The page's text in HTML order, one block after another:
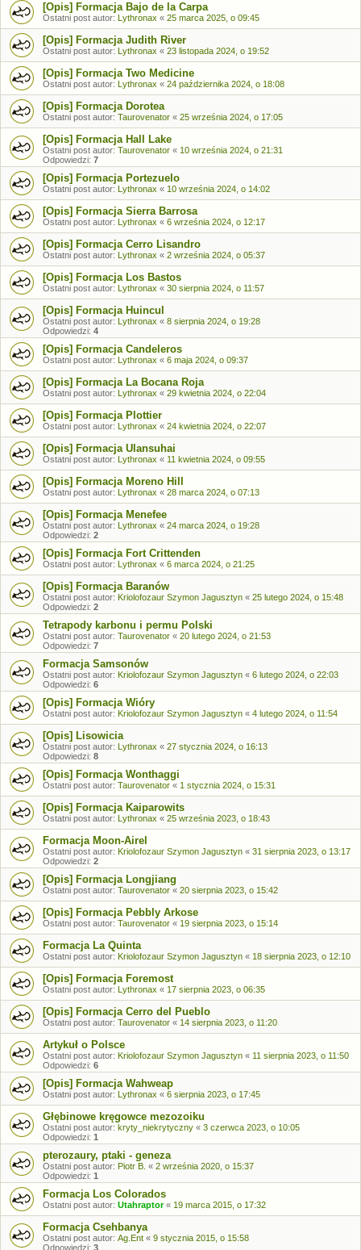
[Opis] Formacja Bajo de la Carpa
Ostatni post autor: Lythronax « 25 marca 2025, o 09:45
[Opis] Formacja Judith River
Ostatni post autor: Lythronax « 23 listopada 2024, o 19:52
[Opis] Formacja Two Medicine
Ostatni post autor: Lythronax « 24 października 2024, o 18:08
[Opis] Formacja Dorotea
Ostatni post autor: Taurovenator « 25 września 2024, o 17:05
[Opis] Formacja Hall Lake
Ostatni post autor: Taurovenator « 10 września 2024, o 21:31
Odpowiedzi: 7
[Opis] Formacja Portezuelo
Ostatni post autor: Lythronax « 10 września 2024, o 14:02
[Opis] Formacja Sierra Barrosa
Ostatni post autor: Lythronax « 6 września 2024, o 12:17
[Opis] Formacja Cerro Lisandro
Ostatni post autor: Lythronax « 2 września 2024, o 05:37
[Opis] Formacja Los Bastos
Ostatni post autor: Lythronax « 30 sierpnia 2024, o 11:57
[Opis] Formacja Huincul
Ostatni post autor: Lythronax « 8 sierpnia 2024, o 19:28
Odpowiedzi: 4
[Opis] Formacja Candeleros
Ostatni post autor: Lythronax « 6 maja 2024, o 09:37
[Opis] Formacja La Bocana Roja
Ostatni post autor: Lythronax « 29 kwietnia 2024, o 22:04
[Opis] Formacja Plottier
Ostatni post autor: Lythronax « 24 kwietnia 2024, o 22:07
[Opis] Formacja Ulansuhai
Ostatni post autor: Lythronax « 11 kwietnia 2024, o 09:55
[Opis] Formacja Moreno Hill
Ostatni post autor: Lythronax « 28 marca 2024, o 07:13
[Opis] Formacja Menefee
Ostatni post autor: Lythronax « 24 marca 2024, o 19:28
Odpowiedzi: 2
[Opis] Formacja Fort Crittenden
Ostatni post autor: Lythronax « 6 marca 2024, o 21:25
[Opis] Formacja Baranów
Ostatni post autor: Kriolofozaur Szymon Jagusztyn « 25 lutego 2024, o 15:48
Odpowiedzi: 2
Tetrapody karbonu i permu Polski
Ostatni post autor: Taurovenator « 20 lutego 2024, o 21:53
Odpowiedzi: 7
Formacja Samsonów
Ostatni post autor: Kriolofozaur Szymon Jagusztyn « 6 lutego 2024, o 22:03
Odpowiedzi: 6
[Opis] Formacja Wióry
Ostatni post autor: Kriolofozaur Szymon Jagusztyn « 4 lutego 2024, o 11:54
[Opis] Lisowicia
Ostatni post autor: Lythronax « 27 stycznia 2024, o 16:13
Odpowiedzi: 8
[Opis] Formacja Wonthaggi
Ostatni post autor: Taurovenator « 1 stycznia 2024, o 15:31
[Opis] Formacja Kaiparowits
Ostatni post autor: Lythronax « 25 września 2023, o 18:43
Formacja Moon-Airel
Ostatni post autor: Kriolofozaur Szymon Jagusztyn « 31 sierpnia 2023, o 13:17
Odpowiedzi: 2
[Opis] Formacja Longjiang
Ostatni post autor: Taurovenator « 20 sierpnia 2023, o 15:42
[Opis] Formacja Pebbly Arkose
Ostatni post autor: Taurovenator « 19 sierpnia 2023, o 15:14
Formacja La Quinta
Ostatni post autor: Kriolofozaur Szymon Jagusztyn « 18 sierpnia 2023, o 12:10
[Opis] Formacja Foremost
Ostatni post autor: Lythronax « 17 sierpnia 2023, o 06:35
[Opis] Formacja Cerro del Pueblo
Ostatni post autor: Taurovenator « 14 sierpnia 2023, o 11:20
Artykuł o Polsce
Ostatni post autor: Kriolofozaur Szymon Jagusztyn « 11 sierpnia 2023, o 11:50
Odpowiedzi: 6
[Opis] Formacja Wahweap
Ostatni post autor: Lythronax « 6 sierpnia 2023, o 17:45
Głębinowe kręgowce mezozoiku
Ostatni post autor: kryty_niekrytyczny « 3 czerwca 2023, o 10:05
Odpowiedzi: 1
pterozaury, ptaki - geneza
Ostatni post autor: Piotr B. « 2 września 2020, o 15:37
Odpowiedzi: 1
Formacja Los Colorados
Ostatni post autor: Utahraptor« 19 marca 2015, o 17:32
Formacja Csehbanya
Ostatni post autor: Ag.Ent « 9 stycznia 2015, o 15:58
Odpowiedzi: 3